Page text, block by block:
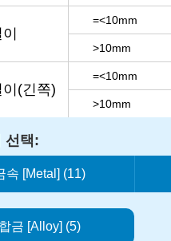
=<10mm
>10mm
(긴쪽)
=<10mm
>10mm
선택:
속 [Metal] (11)
합금 [Alloy] (5)